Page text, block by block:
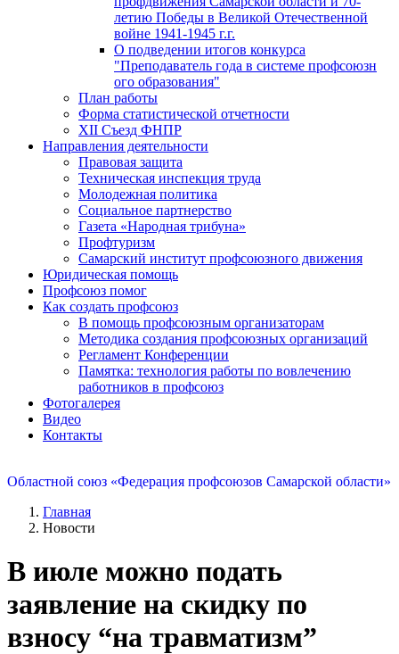
летию Победы в Великой Отечественной
войне 1941-1945 г.г.
О подведении итогов конкурса
"Преподаватель года в системе профсоюзн
ого образования"
План работы
Форма статистической отчетности
XII Съезд ФНПР
Направления деятельности
Правовая защита
Техническая инспекция труда
Молодежная политика
Социальное партнерство
Газета «Народная трибуна»
Профтуризм
Самарский институт профсоюзного движения
Юридическая помощь
Профсоюз помог
Как создать профсоюз
В помощь профсоюзным организаторам
Методика создания профсоюзных организаций
Регламент Конференции
Памятка: технология работы по вовлечению
работников в профсоюз
Фотогалерея
Видео
Контакты
Областной союз «Федерация профсоюзов Самарской области»
Главная
Новости
В июле можно подать
заявление на скидку по
взносу “на травматизм”